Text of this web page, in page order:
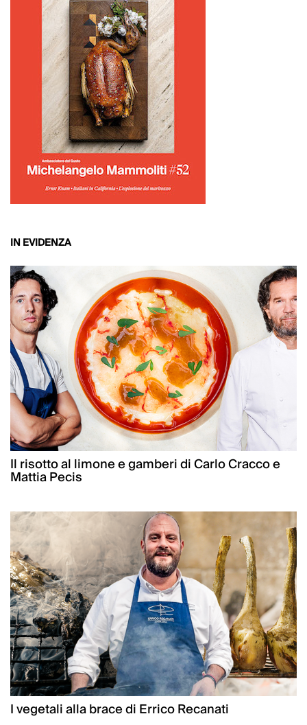
IN EVIDENZA
Il risotto al limone e gamberi di Carlo Cracco e
Mattia Pecis
I vegetali alla brace di Errico Recanati